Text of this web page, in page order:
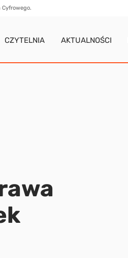
Cyfrowego.
CZYTELNIA AKTUALNOŚCI